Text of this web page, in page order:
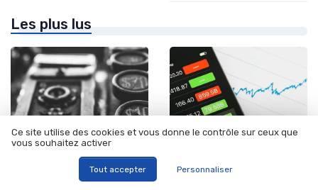
Les plus lus
Ce site utilise des cookies et vous donne le contrôle sur ceux que
vous souhaitez activer
Tout accepter Personnaliser